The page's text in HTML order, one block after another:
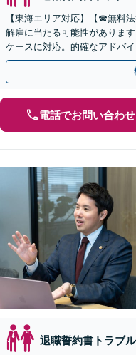
【東海エリア対応】【☎︎無料
解雇に当たる可能性がありま
ケースに対応。的確なアドバ
応】【オンライン面談可】【
電話でお問い合わせ
退職誓約書トラブル